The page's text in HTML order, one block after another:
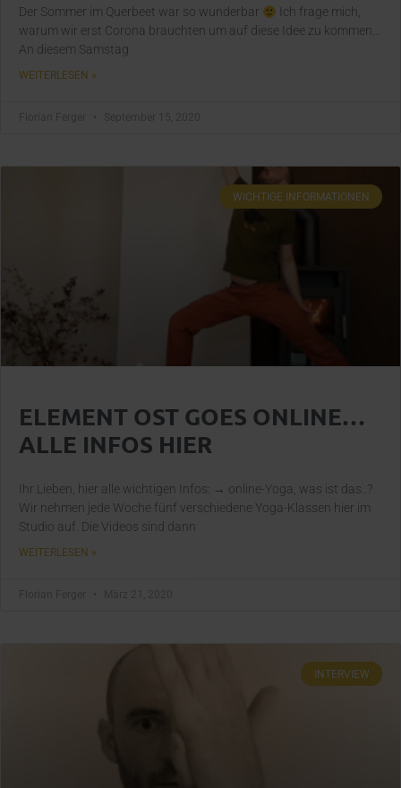
Der Sommer im Querbeet war so wunderbar
Ich frage mich,
warum wir erst Corona brauchten um auf diese Idee zu kommen…
An diesem Samstag
WEITERLESEN »
WICHTIGE INFORMATIONEN
ELEMENT OST GOES ONLINE…
ALLE INFOS HIER
Ihr Lieben, hier alle wichtigen Infos: → online-Yoga, was ist das..?
Wir nehmen jede Woche fünf verschiedene Yoga-Klassen hier im
Studio auf. Die Videos sind dann
WEITERLESEN »
INTERVIEW